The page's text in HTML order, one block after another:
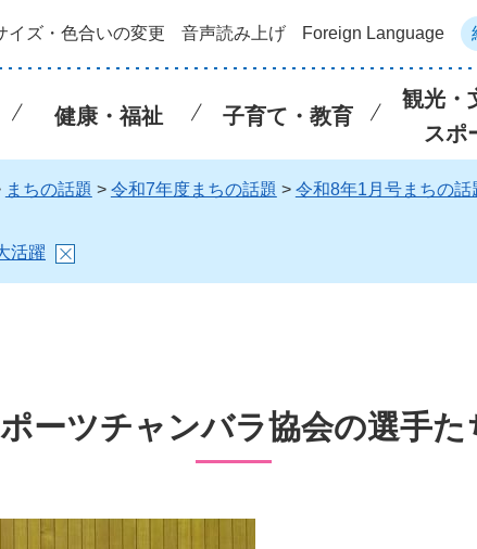
イズ・色合いの変更 音声読み上げ Foreign Language
健康・福祉 子育て・教育
観光・
スポ
まちの話題 > 令和7年度まちの話題 > 令和8年1月号まちの話
活躍
ーツチャンバラ協会の選手た